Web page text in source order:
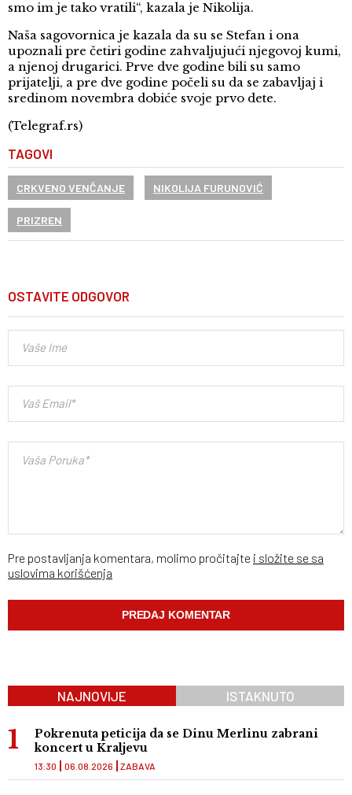
smo im je tako vratili“, kazala je Nikolija.
Naša sagovornica je kazala da su se Stefan i ona
upoznali pre četiri godine zahvaljujući njegovoj kumi,
a njenoj drugarici. Prve dve godine bili su samo
prijatelji, a pre dve godine počeli su da se zabavljaj i
sredinom novembra dobiće svoje prvo dete.
(Telegraf.rs)
TAGOVI
CRKVENO VENČANJE NIKOLIJA FURUNOVIĆ
PRIZREN
OSTAVITE ODGOVOR
Pre postavljanja komentara, molimo pročitajte i složite se sa
uslovima korišćenja
NAJNOVIJE ISTAKNUTO
Pokrenuta peticija da se Dinu Merlinu zabrani
koncert u Kraljevu
ZABAVA
13:30 06.08.2026